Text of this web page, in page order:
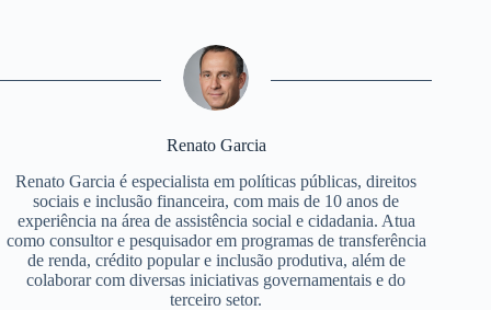
Renato Garcia
Renato Garcia é especialista em políticas públicas, direitos
sociais e inclusão financeira, com mais de 10 anos de
experiência na área de assistência social e cidadania. Atua
como consultor e pesquisador em programas de transferência
de renda, crédito popular e inclusão produtiva, além de
colaborar com diversas iniciativas governamentais e do
terceiro setor.